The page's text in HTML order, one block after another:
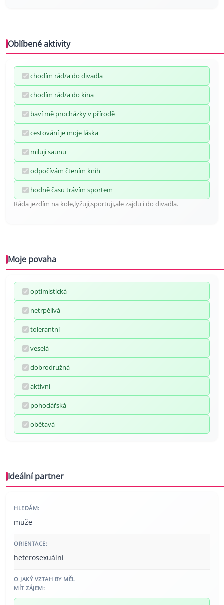
Oblíbené aktivity
chodím rád/a do divadla
chodím rád/a do kina
baví mě procházky v přírodě
cestování je moje láska
miluji saunu
odpočívám čtením knih
hodně času trávím sportem
Ráda jezdím na kole,lyžuji,sportuji,ale zajdu i do divadla.
Moje povaha
optimistická
netrpělivá
tolerantní
veselá
dobrodružná
aktivní
pohodářská
obětavá
Ideální partner
HLEDÁM:
muže
ORIENTACE:
heterosexuální
O JAKÝ VZTAH BY MĚL
MÍT ZÁJEM: